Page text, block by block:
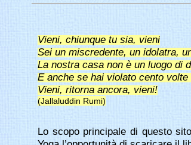
Vieni, chiunque tu sia, vieni
Sei un miscredente, un idolatra,
La nostra casa non è un luogo di
E anche se hai violato cento
Vieni, ritorna ancora, vieni!
(Jallaluddin Rumi)
Lo scopo principale di questo